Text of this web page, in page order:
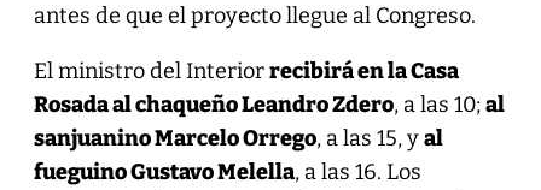
antes de que el proyecto llegue al Congreso.
El ministro del Interiorrecibirá en la Casa
Rosada al chaqueño Leandro Zdero, a las 10;al
sanjuanino Marcelo Orrego, a las 15, yal
fueguino Gustavo Melella, a las 16. Los